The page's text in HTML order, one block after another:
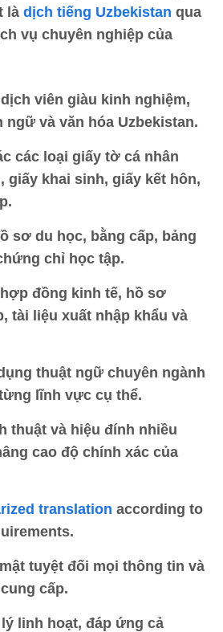
là dịch tiếng Uzbekistan qua
vụ chuyên nghiệp của
viên giàu kinh nghiệm,
ngữ và văn hóa Uzbekistan.
các loại giấy tờ cá nhân
giấy khai sinh, giấy kết hôn,
sơ du học, bằng cấp, bảng
chỉ học tập.
đồng kinh tế, hồ sơ
tài liệu xuất nhập khẩu và
thuật ngữ chuyên ngành
lĩnh vực cụ thể.
thuật và hiệu đính nhiều
cao độ chính xác của
translation according to
tuyệt đối mọi thông tin và
cấp.
linh hoạt, đáp ứng cả